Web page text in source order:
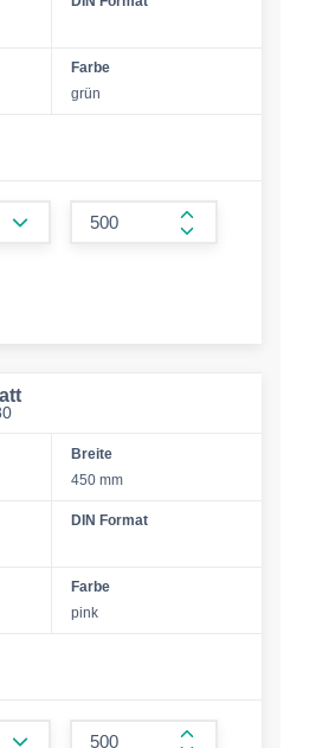
Farbe
grün
form.increase-
Breite
450 mm
DIN Format
Farbe
pink